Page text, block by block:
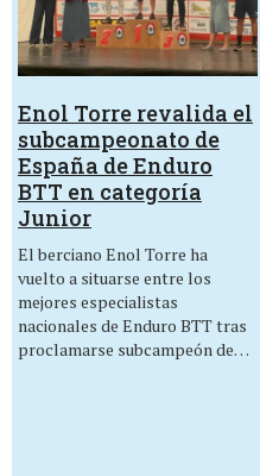
Enol Torre revalida el
subcampeonato de
España de Enduro
BTT en categoría
Junior
El berciano Enol Torre ha
vuelto a situarse entre los
mejores especialistas
nacionales de Enduro BTT tras
proclamarse subcampeón de…